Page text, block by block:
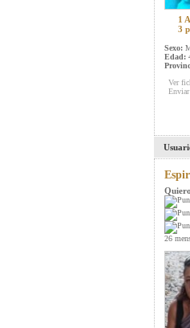
1
3
Sexo:
Edad:
Ver
26